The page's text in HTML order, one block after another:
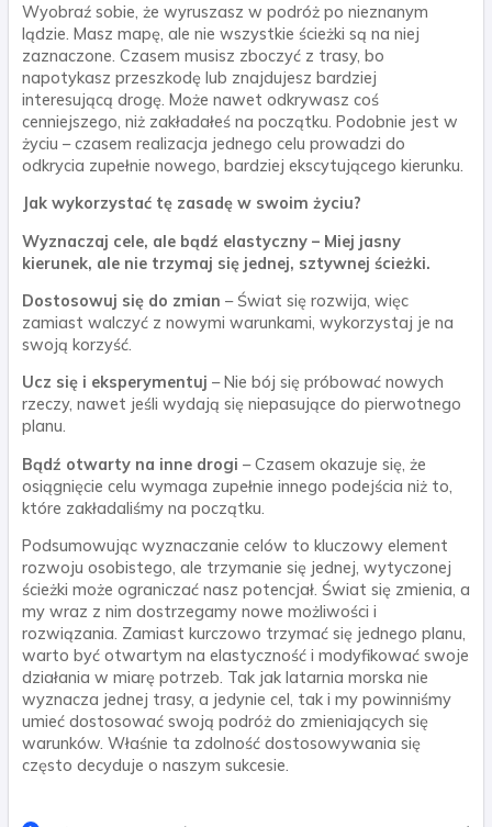
Wyobraź sobie, że wyruszasz w podróż po nieznanym
lądzie. Masz mapę, ale nie wszystkie ścieżki są na niej
zaznaczone. Czasem musisz zboczyć z trasy, bo
napotykasz przeszkodę lub znajdujesz bardziej
interesującą drogę. Może nawet odkrywasz coś
cenniejszego, niż zakładałeś na początku. Podobnie jest w
życiu – czasem realizacja jednego celu prowadzi do
odkrycia zupełnie nowego, bardziej ekscytującego kierunku.
Jak wykorzystać tę zasadę w swoim życiu?
Wyznaczaj cele, ale bądź elastyczny – Miej jasny
kierunek, ale nie trzymaj się jednej, sztywnej ścieżki.
Dostosowuj się do zmian – Świat się rozwija, więc
zamiast walczyć z nowymi warunkami, wykorzystaj je na
swoją korzyść.
Ucz się i eksperymentuj – Nie bój się próbować nowych
rzeczy, nawet jeśli wydają się niepasujące do pierwotnego
planu.
Bądź otwarty na inne drogi – Czasem okazuje się, że
osiągnięcie celu wymaga zupełnie innego podejścia niż to,
które zakładaliśmy na początku.
Podsumowując wyznaczanie celów to kluczowy element
rozwoju osobistego, ale trzymanie się jednej, wytyczonej
ścieżki może ograniczać nasz potencjał. Świat się zmienia, a
my wraz z nim dostrzegamy nowe możliwości i
rozwiązania. Zamiast kurczowo trzymać się jednego planu,
warto być otwartym na elastyczność i modyfikować swoje
działania w miarę potrzeb. Tak jak latarnia morska nie
wyznacza jednej trasy, a jedynie cel, tak i my powinniśmy
umieć dostosować swoją podróż do zmieniających się
warunków. Właśnie ta zdolność dostosowywania się
często decyduje o naszym sukcesie.